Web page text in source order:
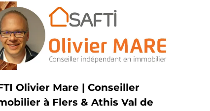
Olivier Mare | Conseiller
à Flers & Athis Val de